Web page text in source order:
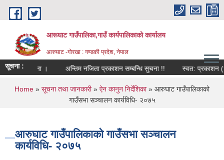
Skip to main content
आरूघाट गाउँपालिका,गाउँ कार्यपालिकाको कार्यालय
आरुघाट -गोरखा : गण्डकी प्रदेश, नेपाल
सूचना :सूचना । अन्तिम नजिता प्रकाशन सम्बन्धि सुचना !! स्वत: प्रकाशन
You are here
Home » सूचना तथा जानकारी» ऐन कानुन निर्देशिका» आरुघाट गाउँपालिकाको
गाउँसभा सञ्चालन कार्यविधि- २०७५
आरुघाट गाउँपालिकाको गाउँसभा सञ्चालन
कार्यविधि- २०७५